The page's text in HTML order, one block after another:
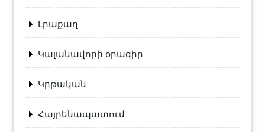
Լրաքաղ
Կալանավորի օրագիր
Կրթական
Հայրենապատում